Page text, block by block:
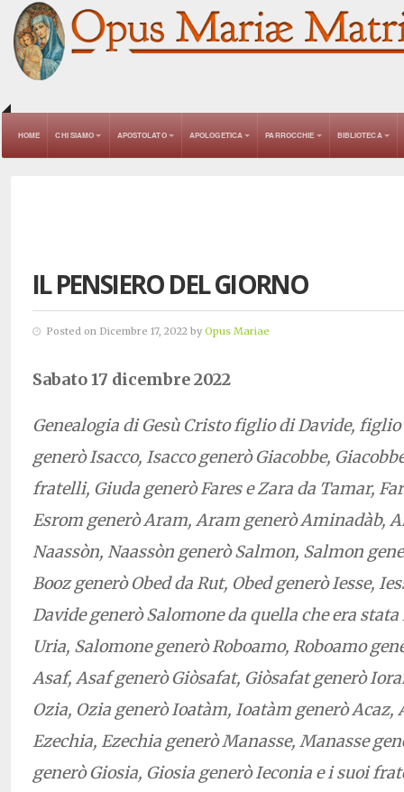
HOME CHI SIAMO APOSTOLATO APOLOGETICA PARROCCHIE BIBLIOTECA
IL PENSIERO DEL GIORNO
Posted on Dicembre 17, 2022 by Opus Mariae
Sabato 17 dicembre 2022
Genealogia di Gesù Cristo figlio di Davide,
generò Isacco, Isacco generò Giacobbe,
fratelli, Giuda generò Fares e Zara da Tamar,
Esrom generò Aram, Aram generò Aminadàb,
Naassòn, Naassòn generò Salmon, Salmon
Booz generò Obed da Rut, Obed generò Iesse,
Davide generò Salomone da quella che era
Uria, Salomone generò Roboamo, Roboamo
Asaf, Asaf generò Giòsafat, Giòsafat generò
Ozia, Ozia generò Ioatàm, Ioatàm generò Acaz,
Ezechia, Ezechia generò Manasse, Manasse
generò Giosia, Giosia generò Ieconia e i suoi